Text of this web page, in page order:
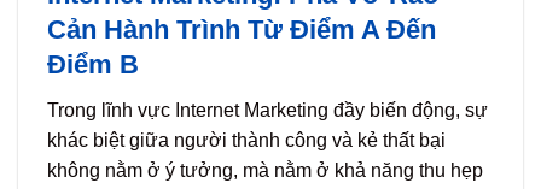
Cản Hành Trình Từ Điểm A Đến
Điểm B
Trong lĩnh vực Internet Marketing đầy biến động, sự
khác biệt giữa người thành công và kẻ thất bại
không nằm ở ý tưởng, mà nằm ở khả năng thu hẹp